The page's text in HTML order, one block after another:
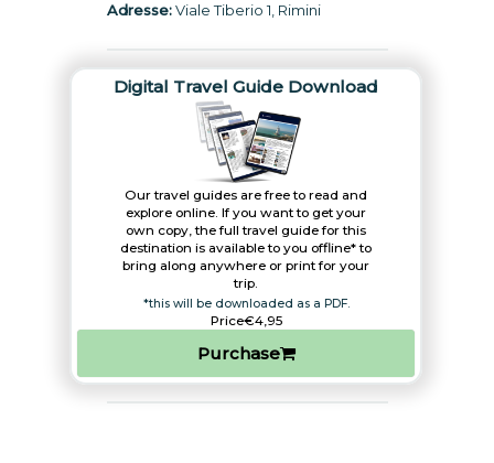
Adresse:Viale Tiberio 1, Rimini
Digital Travel Guide Download
Our travel guides are free to read and
explore online. If you want to get your
own copy, the full travel guide for this
destination is available to you offline* to
bring along anywhere or print for your
trip.​
*this will be downloaded as a PDF.
Price€4,95
Purchase